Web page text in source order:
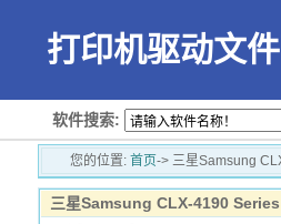
打印机驱动文
软件搜索:
您的位置:首页-> 三星Samsung
三星Samsung CLX-4190